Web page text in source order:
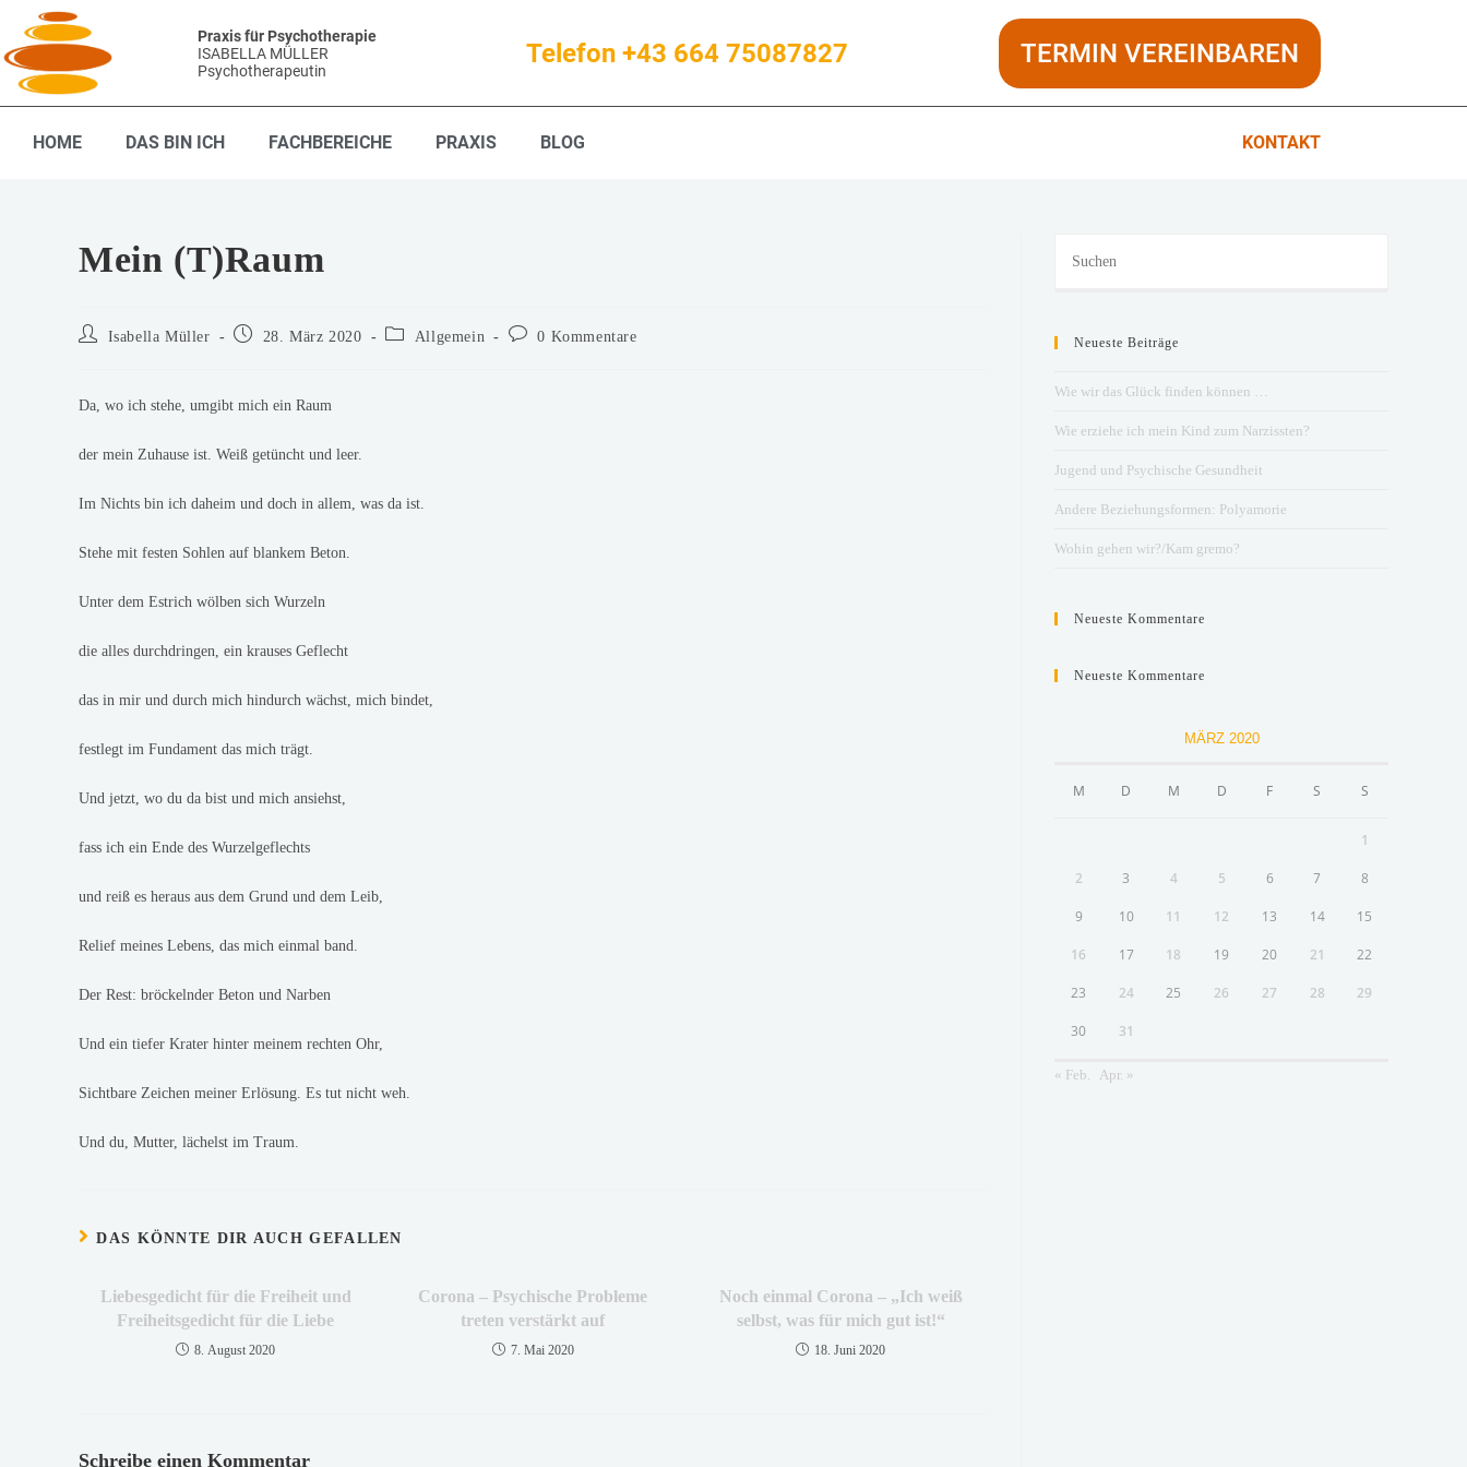
Praxis für Psychotherapie
ISABELLA MÜLLER
Psychotherapeutin
Telefon +43 664 75087827 TERMIN VEREINBAREN
HOME DAS BIN ICH FACHBEREICHE PRAXIS BLOG KONTAKT
Mein (T)Raum
Isabella Müller 28. März 2020 Allgemein 0 Kommentare
Da, wo ich stehe, umgibt mich ein Raum
der mein Zuhause ist. Weiß getüncht und leer.
Im Nichts bin ich daheim und doch in allem, was da ist.
Stehe mit festen Sohlen auf blankem Beton.
Unter dem Estrich wölben sich Wurzeln
die alles durchdringen, ein krauses Geflecht
das in mir und durch mich hindurch wächst, mich bindet,
festlegt im Fundament das mich trägt.
Und jetzt, wo du da bist und mich ansiehst,
fass ich ein Ende des Wurzelgeflechts
und reiß es heraus aus dem Grund und dem Leib,
Relief meines Lebens, das mich einmal band.
Der Rest: bröckelnder Beton und Narben
Und ein tiefer Krater hinter meinem rechten Ohr,
Sichtbare Zeichen meiner Erlösung. Es tut nicht weh.
Und du, Mutter, lächelst im Traum.
DAS KÖNNTE DIR AUCH GEFALLEN
Liebesgedicht für die Freiheit und
Freiheitsgedicht für die Liebe
8. August 2020
Corona – Psychische Probleme
treten verstärkt auf
7. Mai 2020
Noch einmal Corona – „Ich weiß
selbst, was für mich gut ist!“
18. Juni 2020
Schreibe einen Kommentar
Neueste Beiträge
Wie wir das Glück finden können …
Wie erziehe ich mein Kind zum Narzissten?
Jugend und Psychische Gesundheit
Andere Beziehungsformen: Polyamorie
Wohin gehen wir?/Kam gremo?
Neueste Kommentare
Neueste Kommentare
MÄRZ 2020
M D M D F S S
1
2 3 4 5 6 7 8
9 10 11 12 13 14 15
16 17 18 19 20 21 22
23 24 25 26 27 28 29
30 31
« Feb. Apr. »